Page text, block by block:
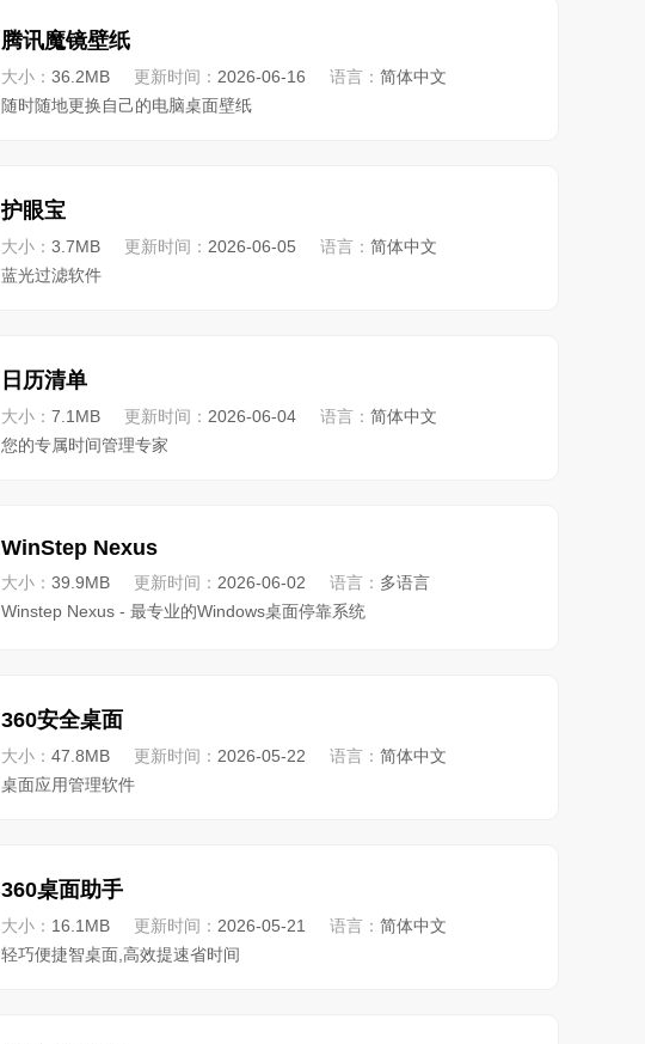
腾讯魔镜壁纸
大小： 36.2MB 更新时间： 2026-06-16 语言： 简体中文
随时随地更换自己的电脑桌面壁纸
护眼宝
大小： 3.7MB 更新时间： 2026-06-05 语言： 简体中文
蓝光过滤软件
日历清单
大小： 7.1MB 更新时间： 2026-06-04 语言： 简体中文
您的专属时间管理专家
WinStep Nexus
大小： 39.9MB 更新时间： 2026-06-02 语言： 多语言
Winstep Nexus - 最专业的Windows桌面停靠系统
360安全桌面
大小： 47.8MB 更新时间： 2026-05-22 语言： 简体中文
桌面应用管理软件
360桌面助手
大小： 16.1MB 更新时间： 2026-05-21 语言： 简体中文
轻巧便捷智桌面,高效提速省时间